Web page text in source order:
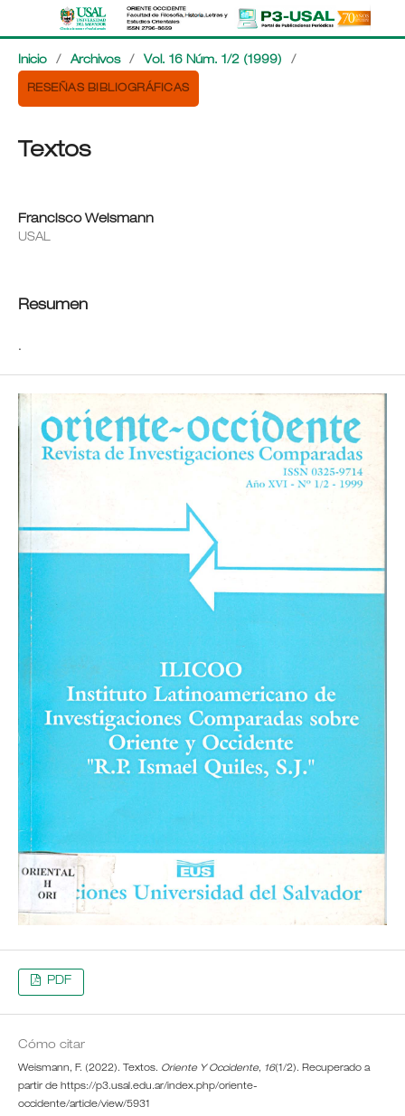
Inicio / Archivos / Vol. 16 Núm. 1/2 (1999) /
RESEÑAS BIBLIOGRÁFICAS
Textos
Francisco Weismann
USAL
Resumen
.
PDF
Cómo citar
Weismann, F. (2022). Textos. Oriente Y Occidente, 16(1/2). Recuperado a
partir de https://p3.usal.edu.ar/index.php/oriente-
occidente/article/view/5931